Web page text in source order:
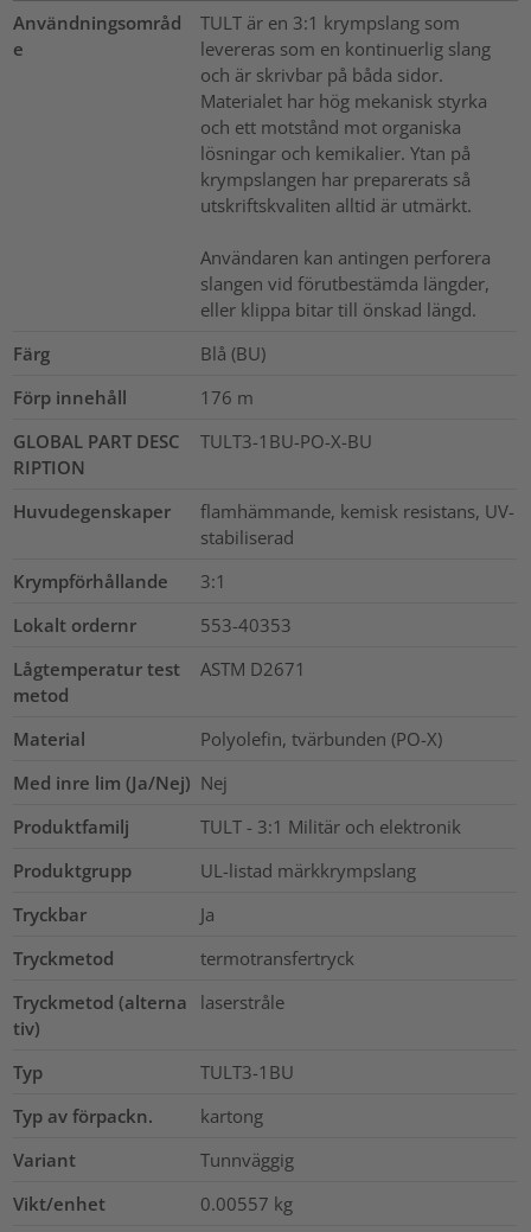
Användningsområd
e
TULT är en 3:1 krympslang som
levereras som en kontinuerlig slang
och är skrivbar på båda sidor.
Materialet har hög mekanisk styrka
och ett motstånd mot organiska
lösningar och kemikalier. Ytan på
krympslangen har preparerats så
utskriftskvaliten alltid är utmärkt.
Användaren kan antingen perforera
slangen vid förutbestämda längder,
eller klippa bitar till önskad längd.
Färg
Blå (BU)
Förp innehåll
176 m
GLOBAL PART DESC
RIPTION
TULT3-1BU-PO-X-BU
Huvudegenskaper
flamhämmande, kemisk resistans, UV-
stabiliserad
Krympförhållande
3:1
Lokalt ordernr
553-40353
Lågtemperatur test
metod
ASTM D2671
Material
Polyolefin, tvärbunden (PO-X)
Med inre lim (Ja/Nej) Nej
Produktfamilj
TULT - 3:1 Militär och elektronik
Produktgrupp
UL-listad märkkrympslang
Tryckbar
Ja
Tryckmetod
termotransfertryck
Tryckmetod (alterna
tiv)
laserstråle
Typ
TULT3-1BU
Typ av förpackn.
kartong
Variant
Tunnväggig
Vikt/enhet
0.00557 kg